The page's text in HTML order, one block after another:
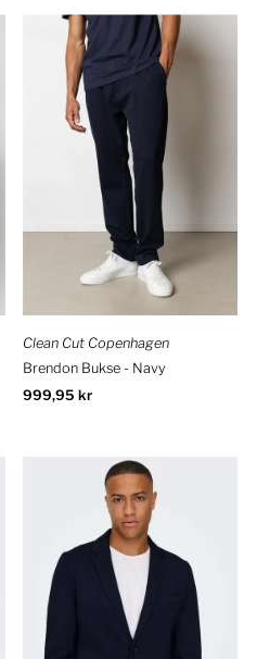
Clean Cut Copenhagen
Brendon Bukse - Navy
Ordinær
999,95 kr